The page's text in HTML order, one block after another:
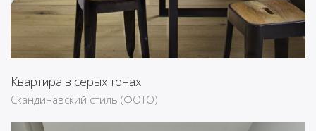
Квартира в серых тонах
Скандинавский стиль (ФОТО)